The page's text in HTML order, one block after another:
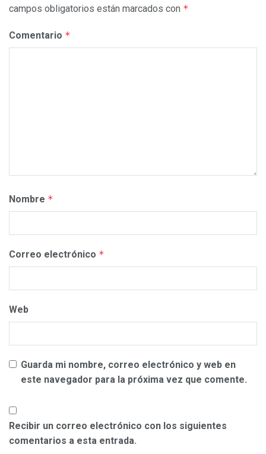
campos obligatorios están marcados con *
Comentario *
Nombre *
Correo electrónico *
Web
Guarda mi nombre, correo electrónico y web en
este navegador para la próxima vez que comente.
Recibir un correo electrónico con los siguientes
comentarios a esta entrada.